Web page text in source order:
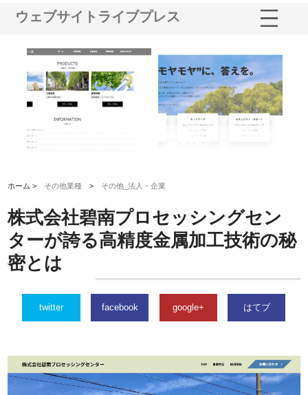
ウェブサイトライブプレス
イトが提供する充実した情報内
株式会社ＣＳＡの事業内容と強
ホーム > その他業種 > その他_法人・企業
株式会社碧南プロセッシングセン
ターが誇る高精度金属加工技術の秘
密とは
twitter facebook google+ はてブ